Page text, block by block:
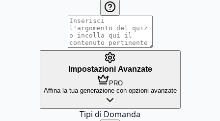
Impostazioni Avanzate
PRO
Affina la tua generazione con opzioni avanzate
Tipi di Domanda